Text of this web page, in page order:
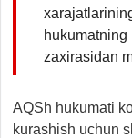
hukumatning
zaxirasidan
AQSh hukumati
kurashish uchun